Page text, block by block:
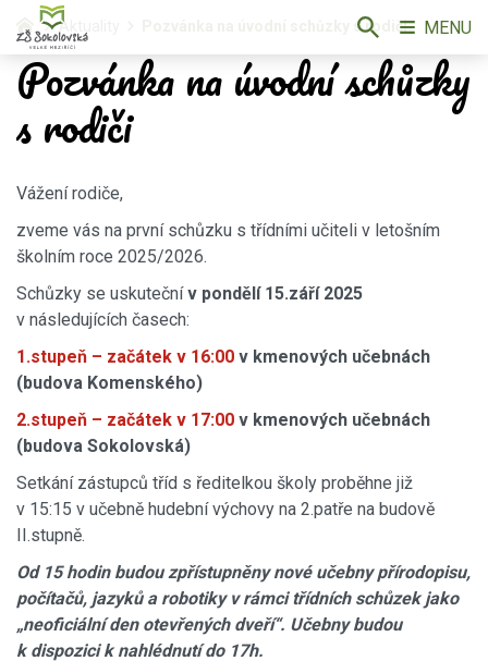
Aktuality Pozvánka na úvodní schůzky s rodiči
Pozvánka na úvodní schůzky
s rodiči
Vážení rodiče,
zveme vás na první schůzku s třídními učiteli v letošním
školním roce 2025/2026.
Schůzky se uskutečnív pondělí 15.září 2025
v následujících časech:
1.stupeň – začátek v 16:00 v kmenových učebnách
(budova Komenského)
2.stupeň – začátek v 17:00 v kmenových učebnách
(budova Sokolovská)
Setkání zástupců tříd s ředitelkou školy proběhne již
v 15:15 v učebně hudební výchovy na 2.patře na budově
II.stupně.
Od 15 hodin budou zpřístupněny nové učebny přírodopisu,
počítačů, jazyků a robotiky v rámci třídních schůzek jako
„neoficiální den otevřených dveří“. Učebny budou
k dispozici k nahlédnutí do 17h.
MENU